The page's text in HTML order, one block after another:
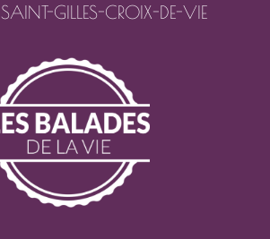
SAINT-GILLES-CROIX-DE-VIE